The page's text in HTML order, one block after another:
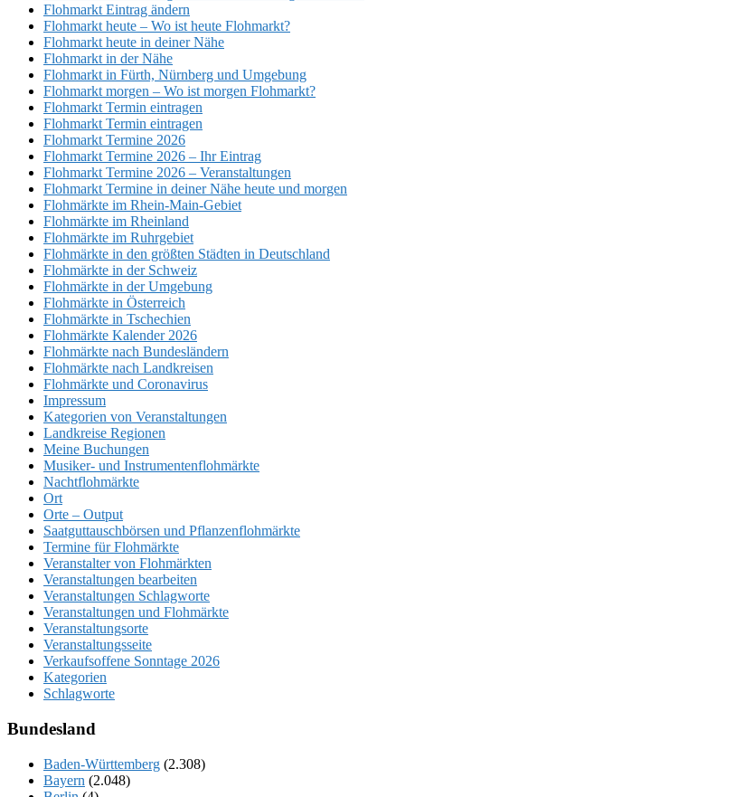
Flohmarkt Eintrag ändern
Flohmarkt heute – Wo ist heute Flohmarkt?
Flohmarkt heute in deiner Nähe
Flohmarkt in der Nähe
Flohmarkt in Fürth, Nürnberg und Umgebung
Flohmarkt morgen – Wo ist morgen Flohmarkt?
Flohmarkt Termin eintragen
Flohmarkt Termin eintragen
Flohmarkt Termine 2026
Flohmarkt Termine 2026 – Ihr Eintrag
Flohmarkt Termine 2026 – Veranstaltungen
Flohmarkt Termine in deiner Nähe heute und morgen
Flohmärkte im Rhein-Main-Gebiet
Flohmärkte im Rheinland
Flohmärkte im Ruhrgebiet
Flohmärkte in den größten Städten in Deutschland
Flohmärkte in der Schweiz
Flohmärkte in der Umgebung
Flohmärkte in Österreich
Flohmärkte in Tschechien
Flohmärkte Kalender 2026
Flohmärkte nach Bundesländern
Flohmärkte nach Landkreisen
Flohmärkte und Coronavirus
Impressum
Kategorien von Veranstaltungen
Landkreise Regionen
Meine Buchungen
Musiker- und Instrumentenflohmärkte
Nachtflohmärkte
Ort
Orte – Output
Saatguttauschbörsen und Pflanzenflohmärkte
Termine für Flohmärkte
Veranstalter von Flohmärkten
Veranstaltungen bearbeiten
Veranstaltungen Schlagworte
Veranstaltungen und Flohmärkte
Veranstaltungsorte
Veranstaltungsseite
Verkaufsoffene Sonntage 2026
Kategorien
Schlagworte
Bundesland
Baden-Württemberg (2.308)
Bayern (2.048)